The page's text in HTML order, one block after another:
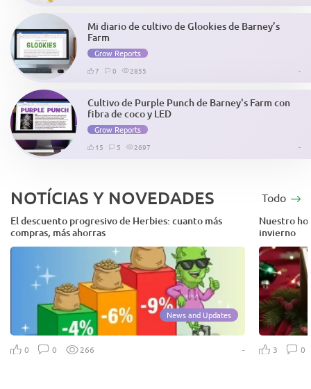
Mi diario de cultivo de Glookies de Barney’s
Farm
Grow Reports
7 0 2855 -
Cultivo de Purple Punch de Barney's Farm con
fibra de coco y LED
Grow Reports
15 5 2697 -
NOTÍCIAS Y NOVEDADES Todo
El descuento progresivo de Herbies: cuanto más
compras, más ahorras
News and Updates
0 0 266 -
Nuestro
invierno
3 0